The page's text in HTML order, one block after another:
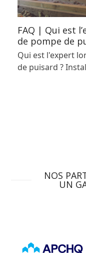
FAQ | Qui est
de pompe de
Qui est l'expert
de puisard ?
NOS
UN